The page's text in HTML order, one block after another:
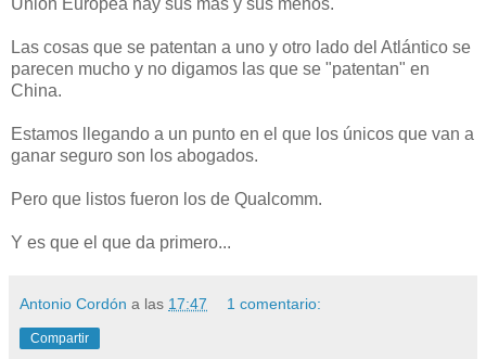
Las cosas que se patentan a uno y otro lado del Atlántico se
parecen mucho y no digamos las que se "patentan" en
China.
Estamos llegando a un punto en el que los únicos que van a
ganar seguro son los abogados.
Pero que listos fueron los de Qualcomm.
Y es que el que da primero...
Antonio Cordón a las 17:47 1 comentario:
Compartir